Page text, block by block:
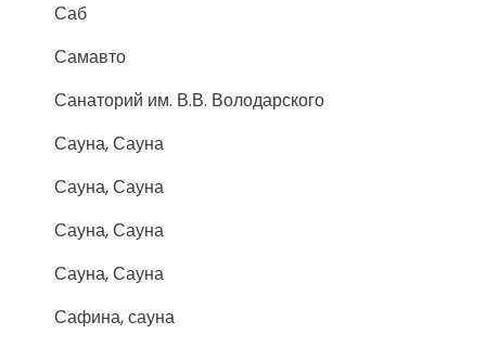
Саб
Самавто
Санаторий им. В.В. Володарского
Сауна, Сауна
Сауна, Сауна
Сауна, Сауна
Сауна, Сауна
Сафина, сауна